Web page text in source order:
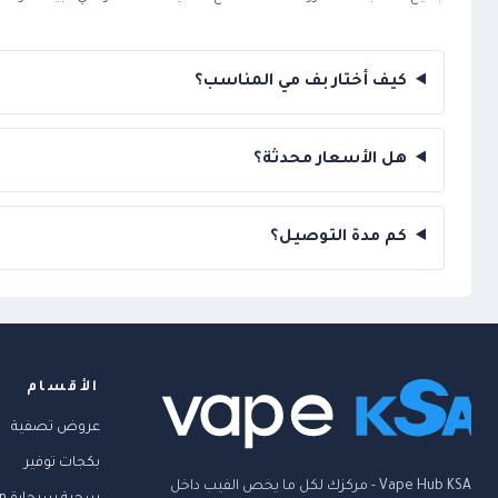
كيف أختار بف مي المناسب؟
هل الأسعار محدثة؟
كم مدة التوصيل؟
Vape Hub KSA - مركزك لكل ما يخص الفيب داخل
الأقسام
عروض تصفية
بكجات توفير